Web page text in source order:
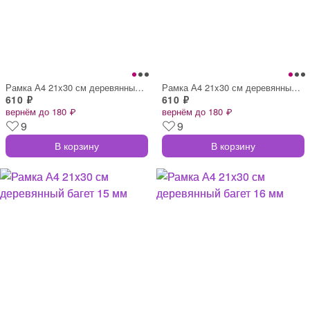
Рамка А4 21x30 см деревянный багет 16 мм
610 ₽
вернём до 180 ₽
9
В корзину
Рамка А4 21x30 см деревянный багет 17 мм
610 ₽
вернём до 180 ₽
9
В корзину